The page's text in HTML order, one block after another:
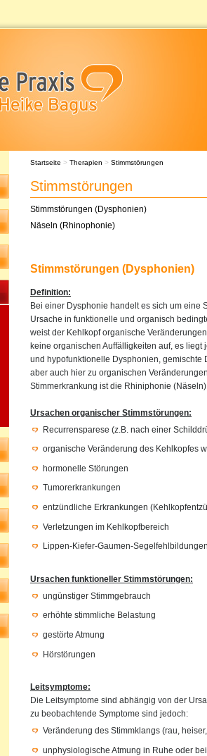
Startseite > Therapien > Stimmstörungen
Stimmstörungen
Stimmstörungen (Dysphonien)
Näseln (Rhinophonie)
Stimmstörungen (Dysphonien)
Definition:
Bei einer Dysphonie handelt es sich um eine
Ursache in funktionelle und organisch
weist der Kehlkopf organische
keine organischen Auffälligkeiten auf, es
und hypofunktionelle Dysphonien,
aber auch hier zu organischen
Stimmerkrankung ist die Rhiniphonie
Ursachen organischer Stimmstörungen:
Recurrensparese (z.B. nach einer
organische Veränderung des Kehlkopfes
hormonelle Störungen
Tumorerkrankungen
entzündliche Erkrankungen
Verletzungen im Kehlkopfbereich
Lippen-Kiefer-Gaumen-Segelfehlbildungen
Ursachen funktioneller Stimmstörungen:
ungünstiger Stimmgebrauch
erhöhte stimmliche Belastung
gestörte Atmung
Hörstörungen
Leitsymptome:
Die Leitsymptome sind abhängig von der
zu beobachtende Symptome sind jedoch:
Veränderung des Stimmklangs (rau,
unphysiologische Atmung in Ruhe oder